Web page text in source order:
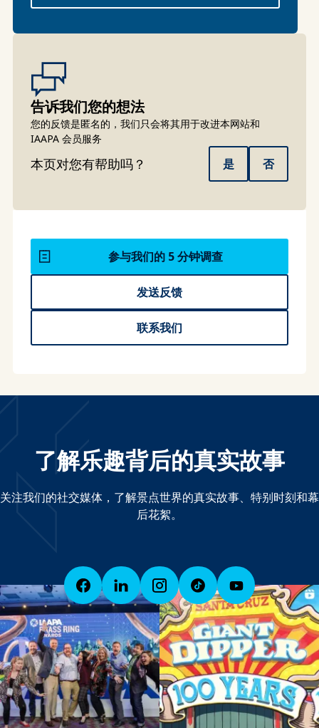
告诉我们您的想法
您的反馈是匿名的，我们只会将其用于改进本网站和
IAAPA 会员服务
本页对您有帮助吗？ 是 否
参与我们的 5 分钟调查
发送反馈
联系我们
了解乐趣背后的真实故事
关注我们的社交媒体，了解景点世界的真实故事、特别时刻和幕
后花絮。